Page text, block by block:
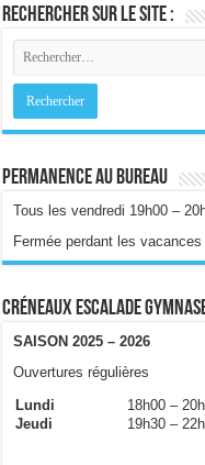
Rechercher sur le site :
Permanence au bureau
Tous les vendredi 19h00 –
Fermée perdant les
Créneaux escalade
SAISON 2025 – 2026
Ouvertures régulières
Lundi
18h00 –
Jeudi
19h30 –